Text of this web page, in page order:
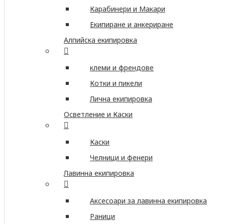
Карабинери и Макари
Екипиране и анкериране
Алпийска екипировка
клеми и френдове
Котки и пикели
Лична екипировка
Осветление и Каски
Каски
Челници и фенери
Лавинна екипировка
Аксесоари за лавинна екипировка
Раници